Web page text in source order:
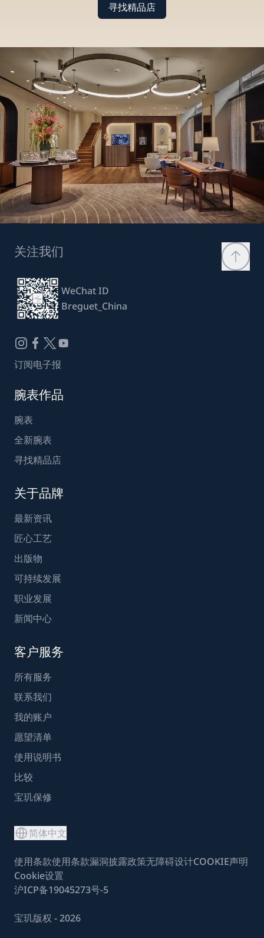
寻找精品店
关注我们
WeChat ID
Breguet_China
订阅电子报
腕表作品
腕表
全新腕表
寻找精品店
关于品牌
最新资讯
匠心工艺
出版物
可持续发展
职业发展
新闻中心
客户服务
所有服务
联系我们
我的账户
愿望清单
使用说明书
比较
宝玑保修
简体中文
使用条款使用条款漏洞披露政策无障碍设计COOKIE声明
Cookie设置
沪ICP备19045273号-5
宝玑版权 - 2026